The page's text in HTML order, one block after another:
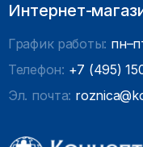
Интернет-
График работы:
Телефон: +7 (495)
Эл. почта: